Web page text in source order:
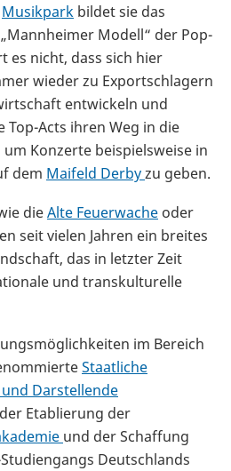
Musikpark bildet sie das
Modell“ der Pop-
es nicht, dass sich hier
wieder zu Exportschlagern
entwickeln und
Acts ihren Weg in die
Konzerte beispielsweise in
dem Maifeld Derbyzu geben.
dieAlte Feuerwache oder
seit vielen Jahren ein breites
das in letzter Zeit
und transkulturelle
im Bereich
Staatliche
Darstellende
Etablierung der
und der Schaffung
Deutschlands